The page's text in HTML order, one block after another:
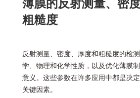
薄膜的反射测量、密度
粗糙度
反射测量、密度、厚度和粗糙度的检
学、物理和化学性质，以及优化薄膜
意义。这些参数在许多应用中都是决
关键因素。